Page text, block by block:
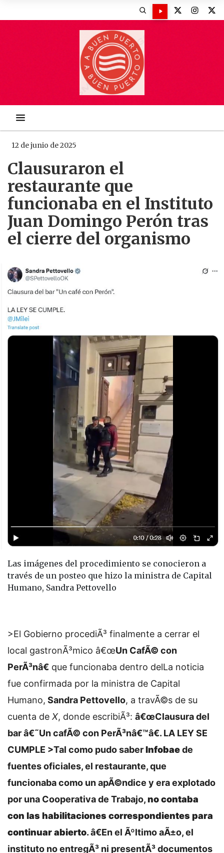
12 de junio de 2025
Clausuraron el
restaurante que
funcionaba en el Instituto
Juan Domingo Perón tras
el cierre del organismo
Las imágenes del procedimiento se conocieron a
través de un posteo que hizo la ministra de Capital
Humano, Sandra Pettovello
>El Gobierno procediÃ³ finalmente a cerrar el
local gastronÃ³mico â€œUn CafÃ© con
PerÃ³nâ€ que funcionaba dentro delLa noticia
fue confirmada por la ministra de Capital
Humano, Sandra Pettovello, a travÃ©s de su
cuenta de X, donde escribiÃ³: â€œClausura del
bar â€˜Un cafÃ© con PerÃ³nâ€™â€. LA LEY SE
CUMPLE >Tal como pudo saberInfobaede
fuentes oficiales, el restaurante, que
funcionaba como un apÃ©ndice y era explotado
por una Cooperativa de Trabajo,no contaba
con las habilitaciones correspondientes para
continuar abierto. â€En el Ãºltimo aÃ±o, el
instituto no entregÃ³ ni presentÃ³ documentos